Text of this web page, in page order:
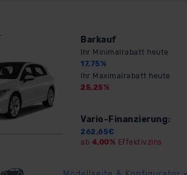
Barkauf
Ihr Minimalrabatt heute
17,75%
Ihr Maximalrabatt heute
25,25%
Vario-Finanzierung 2
262,65€
ab 4,00% Effektivzins